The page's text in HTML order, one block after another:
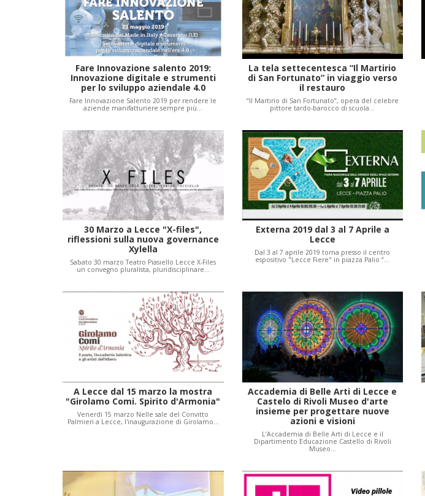
Fare Innovazione salento 2019:
Innovazione digitale e strumenti
per lo sviluppo aziendale 4.0
Fare Innovazione Salento 2019 per rendere le
aziende manifatturiere sempre più…
La tela settecentesca “Il Martirio
di San Fortunato” in viaggio verso
il restauro
“Il Martirio di San Fortunato”, opera del celebre
pittore tardo-barocco di scuola…
30 Marzo a Lecce "X-files",
riflessioni sulla nuova governance
Xylella
Sabato 30 marzo Teatro Piasiello Lecce X-Files
un convegno pluralista, pluridisciplinare…
Externa 2019 dal 3 al 7 Aprile a
Lecce
Dal 3 al 7 aprile 2019 torna presso il centro
espositivo "Lecce Fiere" in piazza Palio “…
A Lecce dal 15 marzo la mostra
"Girolamo Comi. Spirito d'Armonia"
Venerdì 15 marzo Nelle sale del Convitto
Palmieri a Lecce, l'inaugurazione di Girolamo…
Accademia di Belle Arti di Lecce e
Castelo di Rivoli Museo d'arte
insieme per progettare nuove
azioni e visioni
L’Accademia di Belle Arti di Lecce e il
Dipartimento Educazione Castello di Rivoli
Museo…